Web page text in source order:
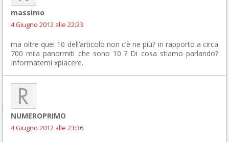
massimo
4 Giugno 2012 alle 22:23
ma oltre quei 10 dell’articolo non c’è ne più? in rapporto a circa
700 mila panormiti che sono 10 ? Di cosa stiamo parlando?
Informatemi xpiacere.
NUMEROPRIMO
4 Giugno 2012 alle 23:36